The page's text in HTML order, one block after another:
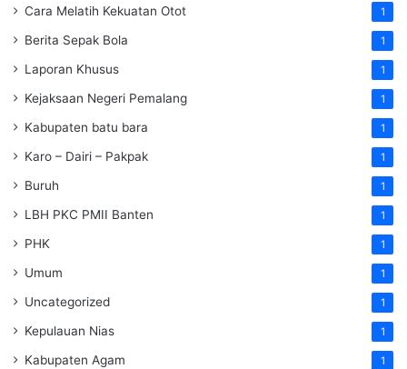
Cara Melatih Kekuatan Otot 1
Berita Sepak Bola 1
Laporan Khusus 1
Kejaksaan Negeri Pemalang 1
Kabupaten batu bara 1
Karo – Dairi – Pakpak 1
Buruh 1
LBH PKC PMII Banten 1
PHK 1
Umum 1
Uncategorized 1
Kepulauan Nias 1
Kabupaten Agam 1